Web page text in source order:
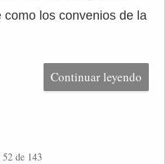
los convenios de la
Continuar leyendo
52 de 143